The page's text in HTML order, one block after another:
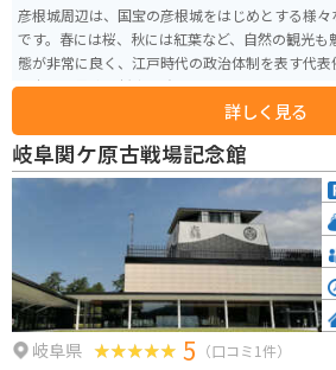
彦根城周辺は、国宝の彦根城をはじめとする様
です。春には桜、秋には紅葉など、自然の観光
態が非常に良く、江戸時代の政治体制を表す代
日本の世界遺産暫定一覧表にも記載されており
詳しく見る
岐阜関ケ原古戦場記念館
岐阜県 5 （口コミ1件）